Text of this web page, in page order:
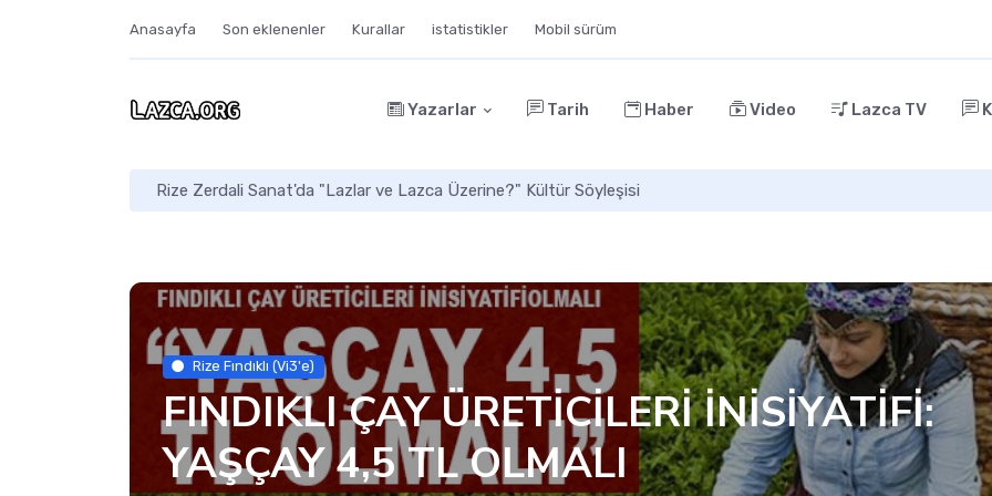
Anasayfa Son eklenenler Kurallar istatistikler Mobil sürüm
Yazarlar Tarih Haber Video Lazca TV
Rize Zerdali Sanat'da "Lazlar ve Lazca Üzerine?" Kültür Söyleşisi
Rize Fındıklı (Vi3'e)
FINDIKLI ÇAY ÜRETİCİLERİ İNİSİYATİFİ:
YAŞÇAY 4,5 TL OLMALI